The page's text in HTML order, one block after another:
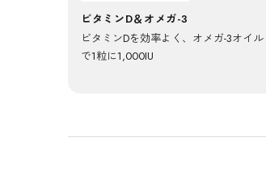
ビタミンD＆オメガ-3
ビタミンDを効率よく、オメガ-3オイル
で1粒に1,000IU